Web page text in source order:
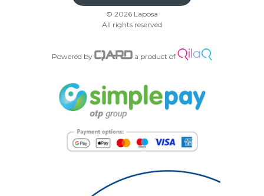
© 2026 Laposa
All rights reserved
Powered by a product of